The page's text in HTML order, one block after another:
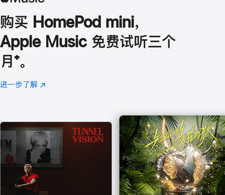
购买 HomePod mini，
Apple Music 免费试听三个
月 脚
注
⁺。
进一步了解 Apple
(在
口
中
打
开)